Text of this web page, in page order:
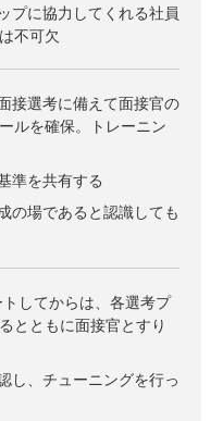
プに協力してくれる社員
不可欠
接選考に備えて面接官の
ルを確保。トレーニン
準を共有する
の場であると認識しても
してからは、各選考プ
とともに面接官とすり
し、チューニングを行っ